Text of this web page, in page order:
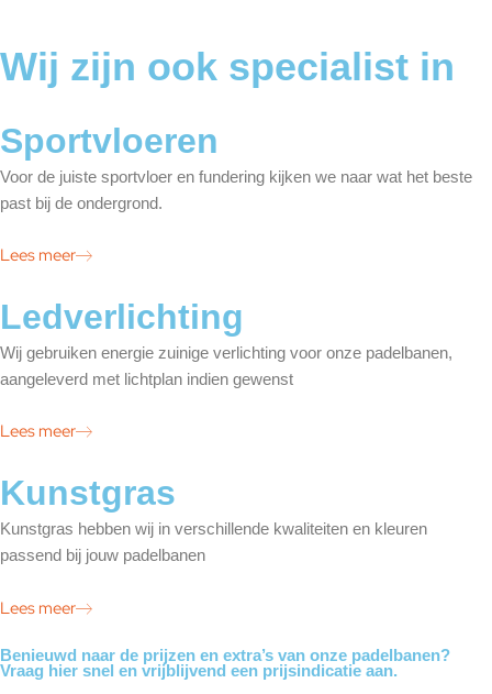
Wij zijn ook specialist in
Sportvloeren
Voor de juiste sportvloer en fundering kijken we naar wat het beste
past bij de ondergrond.
Lees meer
Ledverlichting
Wij gebruiken energie zuinige verlichting voor onze padelbanen,
aangeleverd met lichtplan indien gewenst
Lees meer
Kunstgras
Kunstgras hebben wij in verschillende kwaliteiten en kleuren
passend bij jouw padelbanen
Lees meer
Benieuwd naar de prijzen en extra’s van onze padelbanen?
Vraag hier snel en vrijblijvend een prijsindicatie aan.